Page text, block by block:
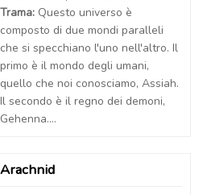
Trama: Questo universo è
composto di due mondi paralleli
che si specchiano l'uno nell'altro. Il
primo è il mondo degli umani,
quello che noi conosciamo, Assiah.
Il secondo è il regno dei demoni,
Gehenna....
Arachnid